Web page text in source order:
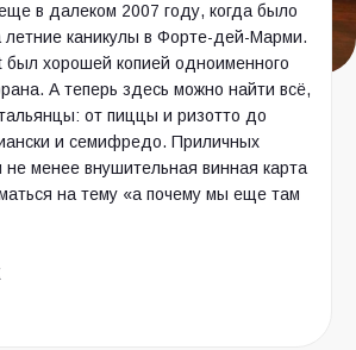
в далеком 2007 году, когда было
каникулы в Форте-дей-Марми.
был хорошей копией одноименного
А теперь здесь можно найти всё,
от пиццы и ризотто до
и семифредо. Приличных
менее внушительная винная карта
на тему «а почему мы еще там